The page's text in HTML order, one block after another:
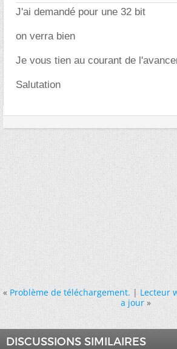
J'ai demandé pour une 32 bit
on verra bien
Je vous tien au courant de
Salutation
« Problème de téléchargement.|Lecteur
a jour »
DISCUSSIONS SIMILAIRES